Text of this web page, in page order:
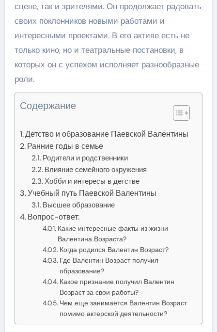
сцене, так и зрителями. Он продолжает радовать
своих поклонников новыми работами и
интересными проектами. В его активе есть не
только кино, но и театральные постановки, в
которых он с успехом исполняет разнообразные
роли.
Содержание
Детство и образование Паевской Валентины
Ранние годы в семье
Родители и родственники
Влияние семейного окружения
Хобби и интересы в детстве
Учебный путь Паевской Валентины
Высшее образование
Вопрос-ответ:
Какие интересные факты из жизни
Валентина Возраста?
Когда родился Валентин Возраст?
Где Валентин Возраст получил
образование?
Какое признание получил Валентин
Возраст за свои работы?
Чем еще занимается Валентин Возраст
помимо актерской деятельности?